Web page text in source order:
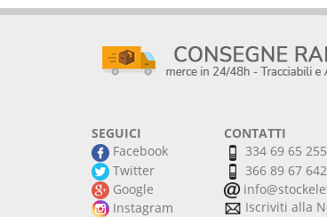
SEGUICI
Facebook
Twitter
Google
Instagram
CONTATTI
334 69 65 255
366 89 67 642
Iscriviti alla